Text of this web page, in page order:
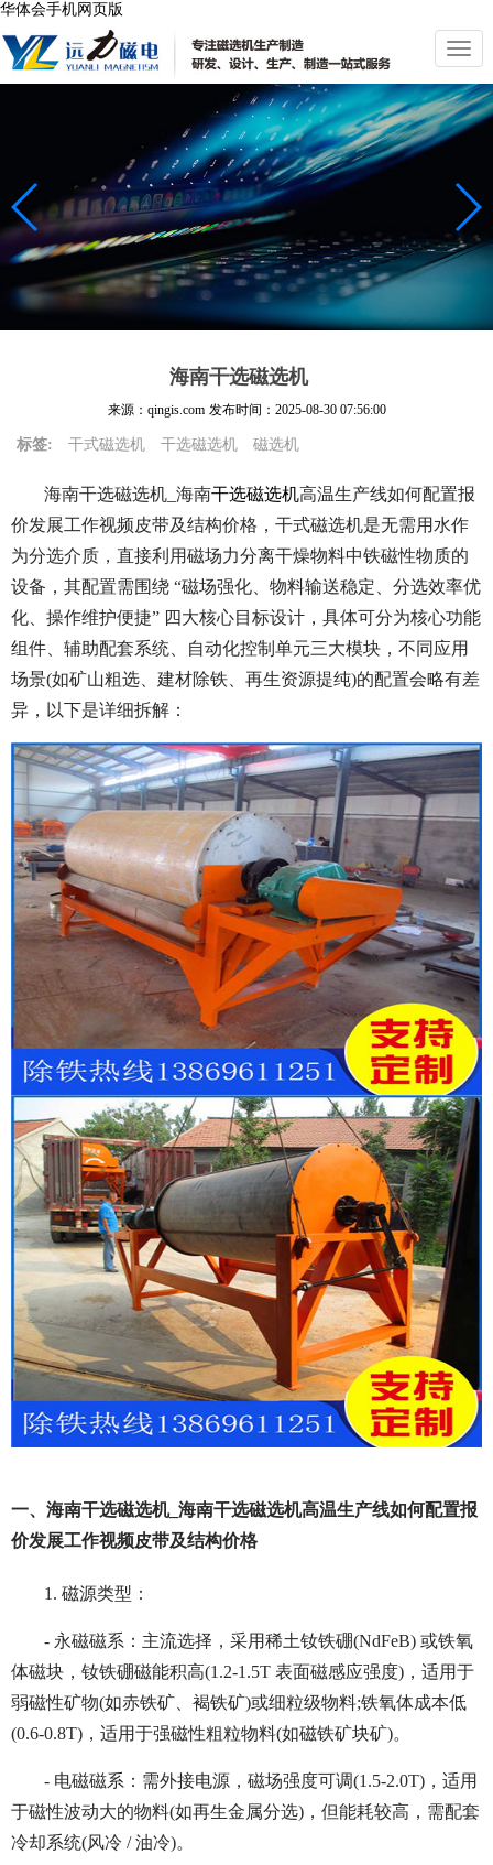
华体会手机网页版
切
换
导
航
海南干选磁选机
来源：qingis.com 发布时间： 2025-08-30 07:56:00
标签: 干式磁选机 干选磁选机 磁选机
海南干选磁选机_海南干选磁选机高温生产线如何配置报
价发展工作视频皮带及结构价格，干式磁选机是无需用水作
为分选介质，直接利用磁场力分离干燥物料中铁磁性物质的
设备，其配置需围绕 “磁场强化、物料输送稳定、分选效率优
化、操作维护便捷” 四大核心目标设计，具体可分为核心功能
组件、辅助配套系统、自动化控制单元三大模块，不同应用
场景(如矿山粗选、建材除铁、再生资源提纯)的配置会略有差
异，以下是详细拆解：
一、海南干选磁选机_海南干选磁选机高温生产线如何配置报
价发展工作视频皮带及结构价格
1. 磁源类型：
- 永磁磁系：主流选择，采用稀土钕铁硼(NdFeB) 或铁氧
体磁块，钕铁硼磁能积高(1.2-1.5T 表面磁感应强度)，适用于
弱磁性矿物(如赤铁矿、褐铁矿)或细粒级物料;铁氧体成本低
(0.6-0.8T)，适用于强磁性粗粒物料(如磁铁矿块矿)。
- 电磁磁系：需外接电源，磁场强度可调(1.5-2.0T)，适用
于磁性波动大的物料(如再生金属分选)，但能耗较高，需配套
冷却系统(风冷 / 油冷)。